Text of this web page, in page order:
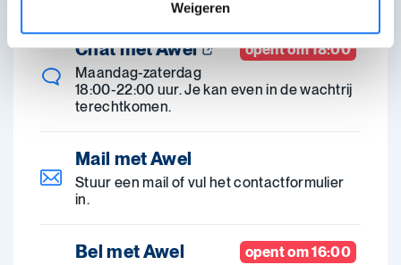
Weigeren
opent om 18:00
Chat met Awel
Maandag-zaterdag
18:00-22:00 uur. Je kan even in de wachtrij
terechtkomen.
Mail met Awel
Stuur een mail of vul het contactformulier
in.
opent om 16:00
Bel met Awel